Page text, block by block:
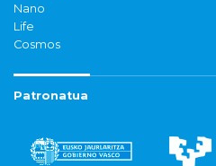
Nano
Life
Cosmos
Patronatua